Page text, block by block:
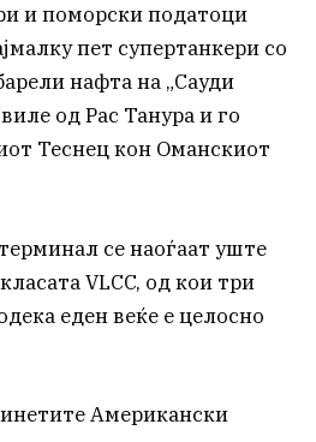
и поморски податоци
пет супертанкери со
нафта на „Сауди
од Рас Танура и го
Теснец кон Оманскиот
се наоѓаат уште
VLCC, од кои три
еден веќе е целосно
Американски